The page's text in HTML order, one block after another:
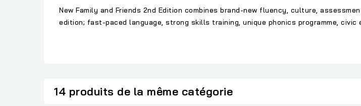
New Family and Friends 2nd Edition combines brand-new fluency, culture,
edition; fast-paced language, strong skills training, unique phonics programme, civic
14 produits de la même catégorie